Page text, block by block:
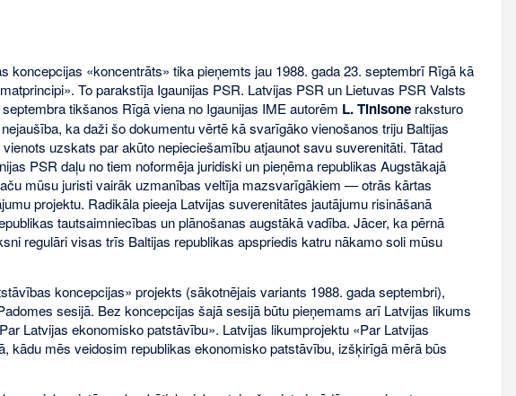
«koncentrāts» tika pieņemts jau 1988. gada 23. septembrī Rīgā kā
To parakstīja Igaunijas PSR. Latvijas PSR un Lietuvas PSR Valsts
tikšanos Rīgā viena no Igaunijas IME autorēm L. Tinisoneraksturo
ka daži šo dokumentu vērtē kā svarīgāko vienošanos triju Baltijas
uzskats par akūto nepieciešamību atjaunot savu suverenitāti. Tātad
PSR daļu no tiem noformēja juridiski un pieņēma republikas Augstākajā
mūsu juristi vairāk uzmanības veltīja mazsvarīgākiem — otrās kārtas
projektu. Radikāla pieeja Latvijas suverenitātes jautājumu risināšanā
tautsaimniecības un plānošanas augstākā vadība. Jācer, ka pērnā
regulāri visas trīs Baltijas republikas apspriedis katru nākamo soli mūsu
koncepcijas» projekts (sākotnējais variants 1988. gada septembri),
sesijā. Bez koncepcijas šajā sesijā būtu pieņemams arī Latvijas likums
Latvijas ekonomisko patstāvību». Latvijas likumprojektu «Par Latvijas
kādu mēs veidosim republikas ekonomisko patstāvību, izšķirīgā mērā būs